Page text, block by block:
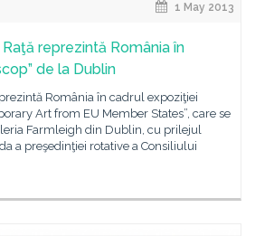
1 May 2013
reprezintă România în
de la Dublin
România în cadrul expoziţiei
Art from EU Member States”, care se
Farmleigh din Dublin, cu prilejul
a preşedinţiei rotative a Consiliului